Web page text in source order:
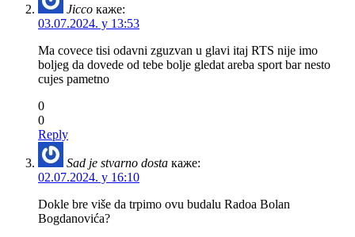
Jicco каже:
03.07.2024. у 13:53
Ma covece tisi odavni zguzvan u glavi itaj RTS nije imo
boljeg da dovede od tebe bolje gledat areba sport bar nesto
cujes pametno
0
0
Reply
Sad je stvarno dosta каже:
02.07.2024. у 16:10
Dokle bre više da trpimo ovu budalu Radoa Bolan
Bogdanovića?